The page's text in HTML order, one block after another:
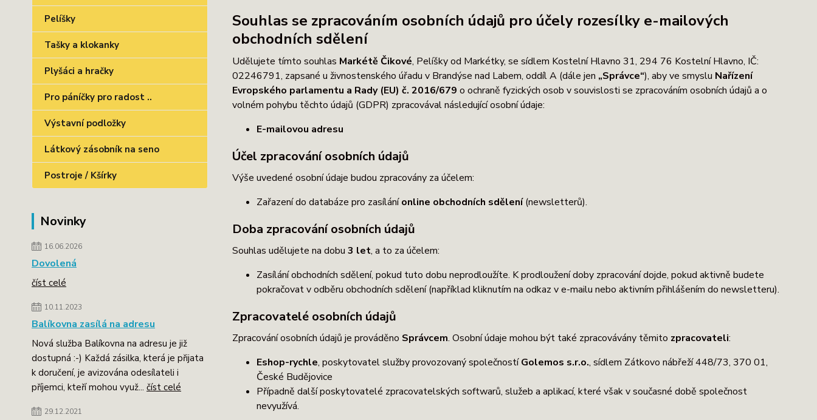
Pelíšky
Tašky a klokanky
Plyšáci a hračky
Pro páníčky pro radost ..
Výstavní podložky
Látkový zásobník na seno
Postroje / Kšírky
Novinky
16.06.2026
Dovolená
číst celé
10.11.2023
Balíkovna zasílá na adresu
Nová služba Balíkovna na adresu je již
dostupná :-) Každá zásilka, která je přijata
k doručení, je avizována odesílateli i
příjemci, kteří mohou využ... číst celé
29.12.2021
Souhlas se zpracováním osobních údajů pro účely rozesílky e-mailových
obchodních sdělení
Udělujete tímto souhlas Markétě Čikové, Pelíšky od Markétky, se sídlem Kostelní Hlavno 31, 294 76 Kostelní Hlavno, IČ:
02246791, zapsané u živnostenského úřadu v Brandýse nad Labem, oddíl A (dále jen „Správce“), aby ve smyslu Nařízení
Evropského parlamentu a Rady (EU) č. 2016/679 o ochraně fyzických osob v souvislosti se zpracováním osobních údajů a o
volném pohybu těchto údajů (GDPR) zpracovával následující osobní údaje:
E-mailovou adresu
Účel zpracování osobních údajů
Výše uvedené osobní údaje budou zpracovány za účelem:
Zařazení do databáze pro zasíláníonline obchodních sdělení(newsletterů).
Doba zpracování osobních údajů
Souhlas udělujete na dobu 3 let, a to za účelem:
Zasílání obchodních sdělení, pokud tuto dobu neprodloužíte. K prodloužení doby zpracování dojde, pokud aktivně budete
pokračovat v odběru obchodních sdělení (například kliknutím na odkaz v e-mailu nebo aktivním přihlášením do newsletteru).
Zpracovatelé osobních údajů
Zpracování osobních údajů je prováděno Správcem. Osobní údaje mohou být také zpracovávány těmito zpracovateli:
Eshop-rychle, poskytovatel služby provozovaný společnostíGolemos s.r.o., sídlem Zátkovo nábřeží 448/73, 370 01,
České Budějovice
Případně další poskytovatelé zpracovatelských softwarů, služeb a aplikací, které však v současné době společnost
nevyužívá.